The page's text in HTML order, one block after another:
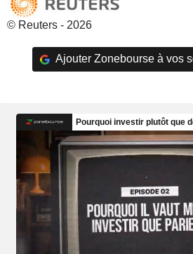
© Reuters - 2026
Ajouter Zonebourse à vos